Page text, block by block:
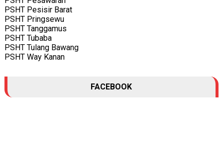
PSHT Pesisir Barat
PSHT Pringsewu
PSHT Tanggamus
PSHT Tubaba
PSHT Tulang Bawang
PSHT Way Kanan
FACEBOOK